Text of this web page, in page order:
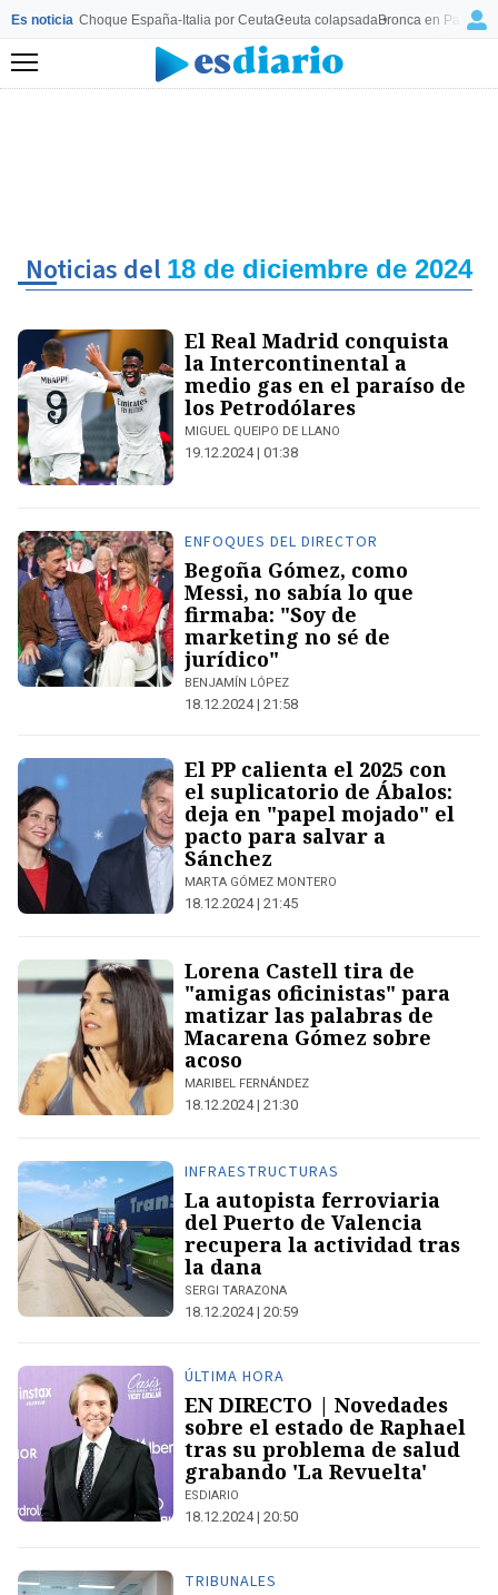
Es noticia Choque España-Italia por CeutaCeuta colapsadaBronca en Palma
Menú
Noticias del 18 de diciembre de 2024
El Real Madrid conquista
la Intercontinental a
medio gas en el paraíso de
los Petrodólares
MIGUEL QUEIPO DE LLANO
19.12.2024 | 01:38
ENFOQUES DEL DIRECTOR
Begoña Gómez, como
Messi, no sabía lo que
firmaba: "Soy de
marketing no sé de
jurídico"
BENJAMÍN LÓPEZ
18.12.2024 | 21:58
El PP calienta el 2025 con
el suplicatorio de Ábalos:
deja en "papel mojado" el
pacto para salvar a
Sánchez
MARTA GÓMEZ MONTERO
18.12.2024 | 21:45
Lorena Castell tira de
"amigas oficinistas" para
matizar las palabras de
Macarena Gómez sobre
acoso
MARIBEL FERNÁNDEZ
18.12.2024 | 21:30
INFRAESTRUCTURAS
La autopista ferroviaria
del Puerto de Valencia
recupera la actividad tras
la dana
SERGI TARAZONA
18.12.2024 | 20:59
ÚLTIMA HORA
EN DIRECTO | Novedades
sobre el estado de Raphael
tras su problema de salud
grabando 'La Revuelta'
ESDIARIO
18.12.2024 | 20:50
TRIBUNALES